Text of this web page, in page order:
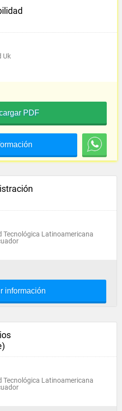
Uk
PDF
Tecnológica Latinoamericana
información
Tecnológica Latinoamericana